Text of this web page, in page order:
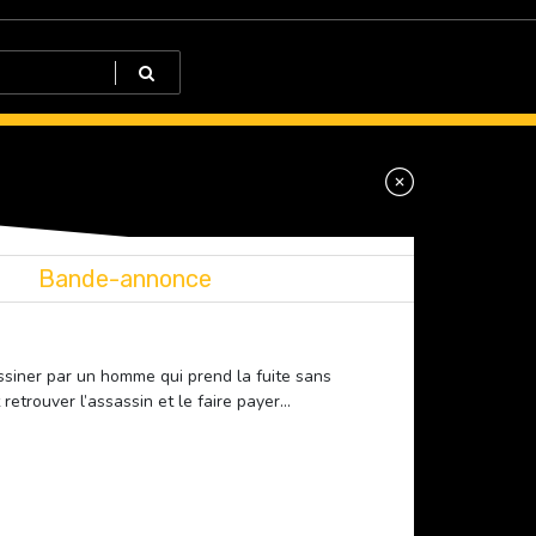
Bande-annonce
par un homme qui prend la fuite sans
l’assassin et le faire payer…